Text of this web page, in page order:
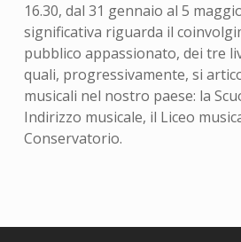
16.30, dal 31 gennaio al 5
significativa riguarda il
pubblico appassionato, dei tre
quali, progressivamente, si
musicali nel nostro paese: la
Indirizzo musicale, il Liceo
Conservatorio.